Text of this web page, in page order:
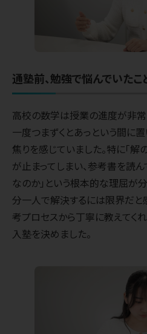
通塾前、勉強で悩んでいたこ
高校の数学は授業の進度が非常
一度つまずくとあっという間に
焦りを感じていました。特に「
が止まってしまい、参考書を読
なのか」という根本的な理屈が
分一人で解決するには限界だと
考プロセスから丁寧に教えてく
入塾を決めました。